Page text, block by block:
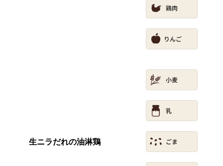
生ニラだれの油淋鶏